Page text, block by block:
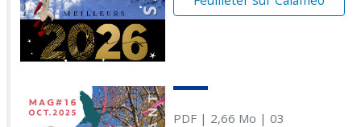
PDF| 2,66 Mo | 03